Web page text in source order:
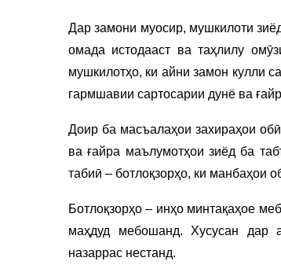
Дар замони муосир, мушкилоти
омада истодааст ва таҳлилу
мушкилотҳо, ки айни замон кулли
гармшавии сартосарии дунё ва
Доир ба масъалаҳои захираҳои
ва ғайра маълумотҳои зиёд ба
табиӣ – ботлоқзорҳо, ки
Ботлоқзорҳо – инҳо минтақаҳое
маҳдуд мебошанд. Хусусан дар
назаррас нестанд.